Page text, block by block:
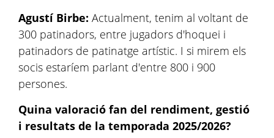
Agustí Birbe: Actualment, tenim al voltant de
300 patinadors, entre jugadors d'hoquei i
patinadors de patinatge artístic. I si mirem els
socis estaríem parlant d'entre 800 i 900
persones.
Quina valoració fan del rendiment, gestió
i resultats de la temporada 2025/2026?